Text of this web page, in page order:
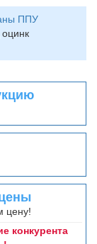
ППУ
цену!
конкурента